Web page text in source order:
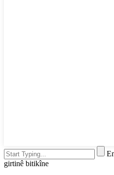
girtinê bitikîne